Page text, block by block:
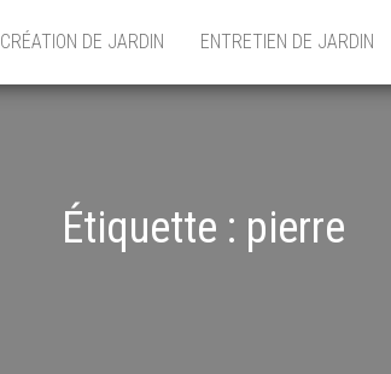
CRÉATION DE JARDIN ENTRETIEN DE JARDIN
Étiquette : pierre